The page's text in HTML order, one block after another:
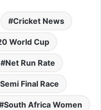
Cricket News
World Cup
Net Run Rate
Semi Final Race
South Africa Women